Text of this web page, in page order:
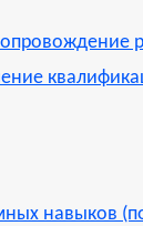
навыков